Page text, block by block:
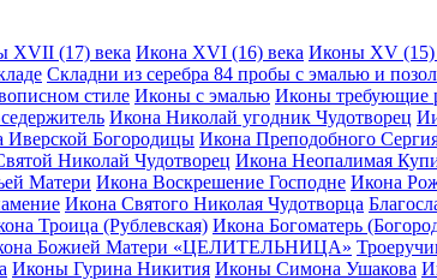
XVII (17) века Икона XVI (16) века Иконы XV (15)
Складни из серебра 84 пробы с эмалью и
стиле Иконы с эмалью Иконы требующие
Икона Николай угодник Чудотворец
Иверской Богородицы Икона Преподобного
Николай Чудотворец Икона Неопалимая
Матери Икона Воскрешение Господне Икона
Икона Святого Николая Чудотворца
Троица (Рублевская) Икона Богоматерь
Божией Матери «ЦЕЛИТЕЛЬНИЦА»
Иконы Гурина Никития Иконы Симона Ушакова